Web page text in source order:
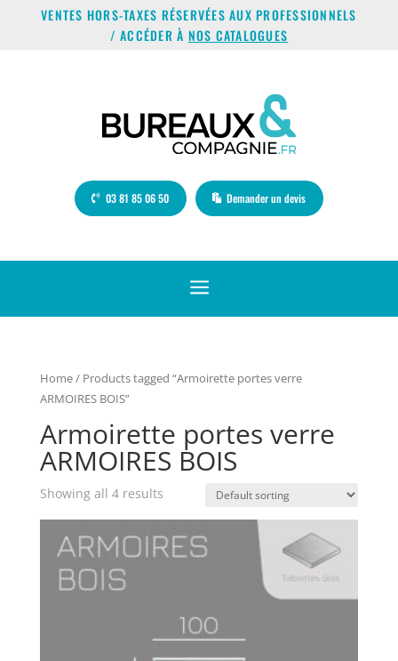
VENTES HORS-TAXES RÉSERVÉES AUX PROFESSIONNELS
/ ACCÉDER À NOS CATALOGUES
03 81 85 06 50 Demander un devis
a
Home/ Products tagged “Armoirette portes verre
ARMOIRES BOIS”
Armoirette portes verre
ARMOIRES BOIS
Showing all 4 results